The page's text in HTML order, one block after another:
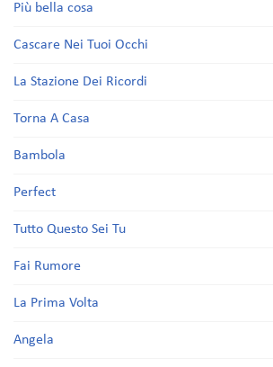
Più bella cosa
Cascare Nei Tuoi Occhi
La Stazione Dei Ricordi
Torna A Casa
Bambola
Perfect
Tutto Questo Sei Tu
Fai Rumore
La Prima Volta
Angela